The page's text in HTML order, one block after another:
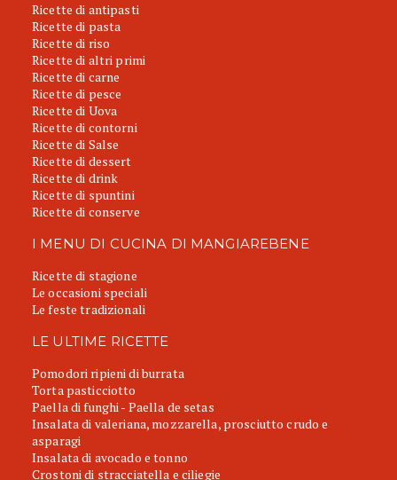
Ricette di antipasti
Ricette di pasta
Ricette di riso
Ricette di altri primi
Ricette di carne
Ricette di pesce
Ricette di Uova
Ricette di contorni
Ricette di Salse
Ricette di dessert
Ricette di drink
Ricette di spuntini
Ricette di conserve
I MENU DI CUCINA DI MANGIAREBENE
Ricette di stagione
Le occasioni speciali
Le feste tradizionali
LE ULTIME RICETTE
Pomodori ripieni di burrata
Torta pasticciotto
Paella di funghi - Paella de setas
Insalata di valeriana, mozzarella, prosciutto crudo e
asparagi
Insalata di avocado e tonno
Crostoni di stracciatella e ciliegie